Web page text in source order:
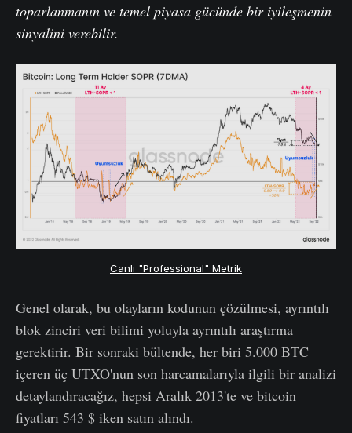
toparlanmanın ve temel piyasa gücünde bir iyileşmenin
sinyalini verebilir.
Canlı "Professional" Metrik
Genel olarak, bu olayların kodunun çözülmesi, ayrıntılı
blok zinciri veri bilimi yoluyla ayrıntılı araştırma
gerektirir. Bir sonraki bültende, her biri 5.000 BTC
içeren üç UTXO'nun son harcamalarıyla ilgili bir analizi
detaylandıracağız, hepsi Aralık 2013'te ve bitcoin
fiyatları 543 $ iken satın alındı.